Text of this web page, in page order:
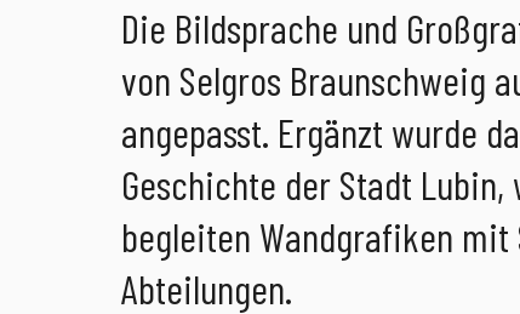
Die Bildsprache und
von Selgros Braunschweig
angepasst. Ergänzt wurde
Geschichte der Stadt
begleiten Wandgrafiken mit
Abteilungen.